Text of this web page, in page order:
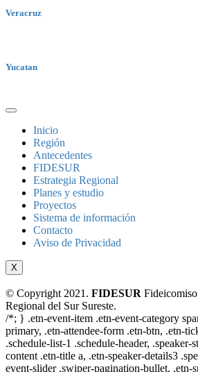
Veracruz
Yucatan
Inicio
Región
Antecedentes
FIDESUR
Estrategia Regional
Planes y estudio
Proyectos
Sistema de información
Contacto
Aviso de Privacidad
X
© Copyright 2021. FIDESUR
Regional del Sur Sureste.
/*; } .etn-event-item .etn-event-category
primary, .etn-attendee-form .etn-btn, .etn-
.schedule-list-1 .schedule-header, .speaker-
content .etn-title a, .etn-speaker-details3
event-slider .swiper-pagination-bullet, .etn-